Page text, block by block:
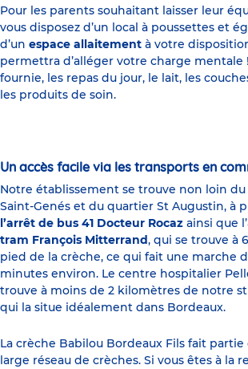
Pour les parents souhaitant laisser leur
vous disposez d’un local à poussettes et
d’un espace allaitement à votre
permettra d’alléger votre charge mentale
fournie, les repas du jour, le lait, les
les produits de soin.
Un accès facile via les transports en
Notre établissement se trouve non loin
Saint-Genés et du quartier St Augustin, à
l’arrêt de bus 41 Docteur Rocaz ainsi que
tram François Mitterrand, qui se trouve à
pied de la crèche, ce qui fait une marche
minutes environ. Le centre hospitalier
trouve à moins de 2 kilomètres de notre
qui la situe idéalement dans Bordeaux.
La crèche Babilou Bordeaux Fils fait
large réseau de crèches. Si vous êtes à la